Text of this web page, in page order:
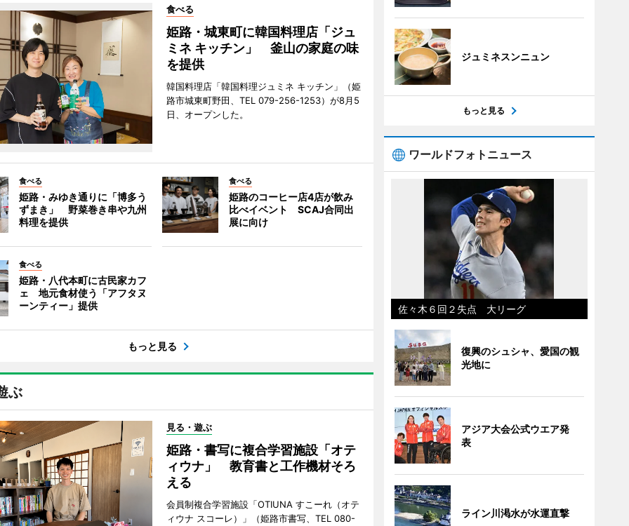
食べる
姫路・城東町に韓国料理店「ジュ
ミネ キッチン」 釜山の家庭の味
を提供
韓国料理店「韓国料理ジュミネ キッチン」（姫
路市城東町野田、TEL 079-256-1253）が8月5
日、オープンした。
食べる
姫路・みゆき通りに「博多う
ずまき」 野菜巻き串や九州
料理を提供
食べる
姫路のコーヒー店4店が飲み
比べイベント SCAJ合同出
展に向け
食べる
姫路・八代本町に古民家カフ
ェ 地元食材使う「アフタヌ
ーンティー」提供
もっと見る
ぶ
見る・遊ぶ
姫路・書写に複合学習施設「オテ
ィウナ」 教育書と工作機材そろ
える
会員制複合学習施設「OTIUNA すこーれ（オテ
ィウナ スコーレ）」（姫路市書写、TEL 080-
ジュミネスンニュン
もっと見る
ワールドフォトニュース
佐々木６回２失点 大リーグ
復興のシュシャ、愛国の観
光地に
アジア大会公式ウエア発
表
ライン川渇水が水運直撃